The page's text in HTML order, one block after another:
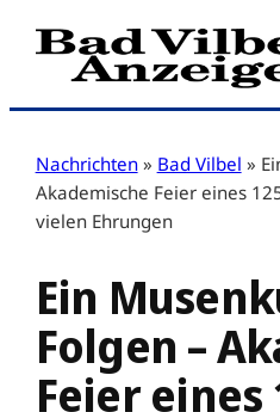
Zum
Inhalt
Nachrichten » Bad Vilbel »
Akademische Feier eines
vielen Ehrungen
Ein
Folgen –
Feier eines